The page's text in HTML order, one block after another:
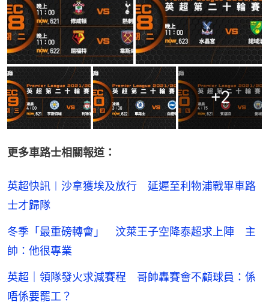
+2
更多車路士相關報道：
英超快訊︱沙拿獲埃及放行 延遲至利物浦戰畢車路
士才歸隊
冬季「最重磅轉會」 汶萊王子空降泰超求上陣 主
帥：他很專業
英超｜領隊發火求減賽程 哥帥轟賽會不顧球員：係
唔係要罷工？